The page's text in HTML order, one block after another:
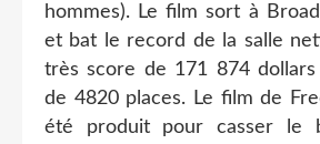
hommes). Le film sort à
et bat le record de la salle
très score de 171 874
de 4820 places. Le film de
été produit pour casser le